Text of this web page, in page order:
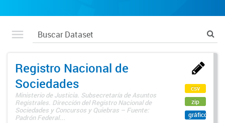
Registro Nacional de
Sociedades
Ministerio de Justicia. Subsecretaría de Asuntos
Registrales. Dirección del Registro Nacional de
Sociedades y Concursos y Quiebras – Fuente:
Padrón Federal...
csv
zip
gráfico